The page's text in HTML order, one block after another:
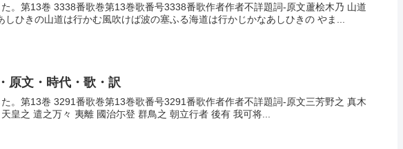
。第13巻 3338番歌巻第13巻歌番号3338番歌作者作者不詳題詞-原文蘆桧木乃 山道
ひきの山道は行かむ風吹けば波の塞ふる海道は行かじかなあしひきの やま...
原文・時代・歌・訳
。第13巻 3291番歌巻第13巻歌番号3291番歌作者作者不詳題詞-原文三芳野之 真木
皇之 遣之万々 夷離 國治尓登 群鳥之 朝立行者 後有 我可将...